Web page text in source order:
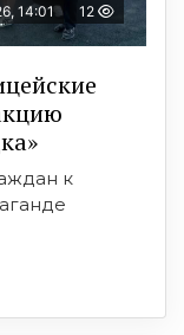
14:01 12
к